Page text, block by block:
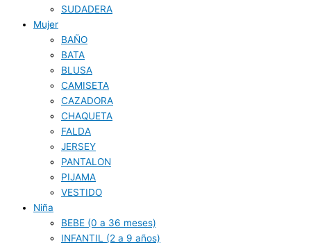
SUDADERA
Mujer
BAÑO
BATA
BLUSA
CAMISETA
CAZADORA
CHAQUETA
FALDA
JERSEY
PANTALON
PIJAMA
VESTIDO
Niña
BEBE (0 a 36 meses)
INFANTIL (2 a 9 años)